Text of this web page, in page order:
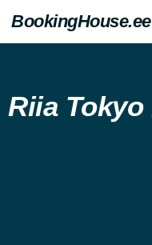
BookingHouse.ee
Riia